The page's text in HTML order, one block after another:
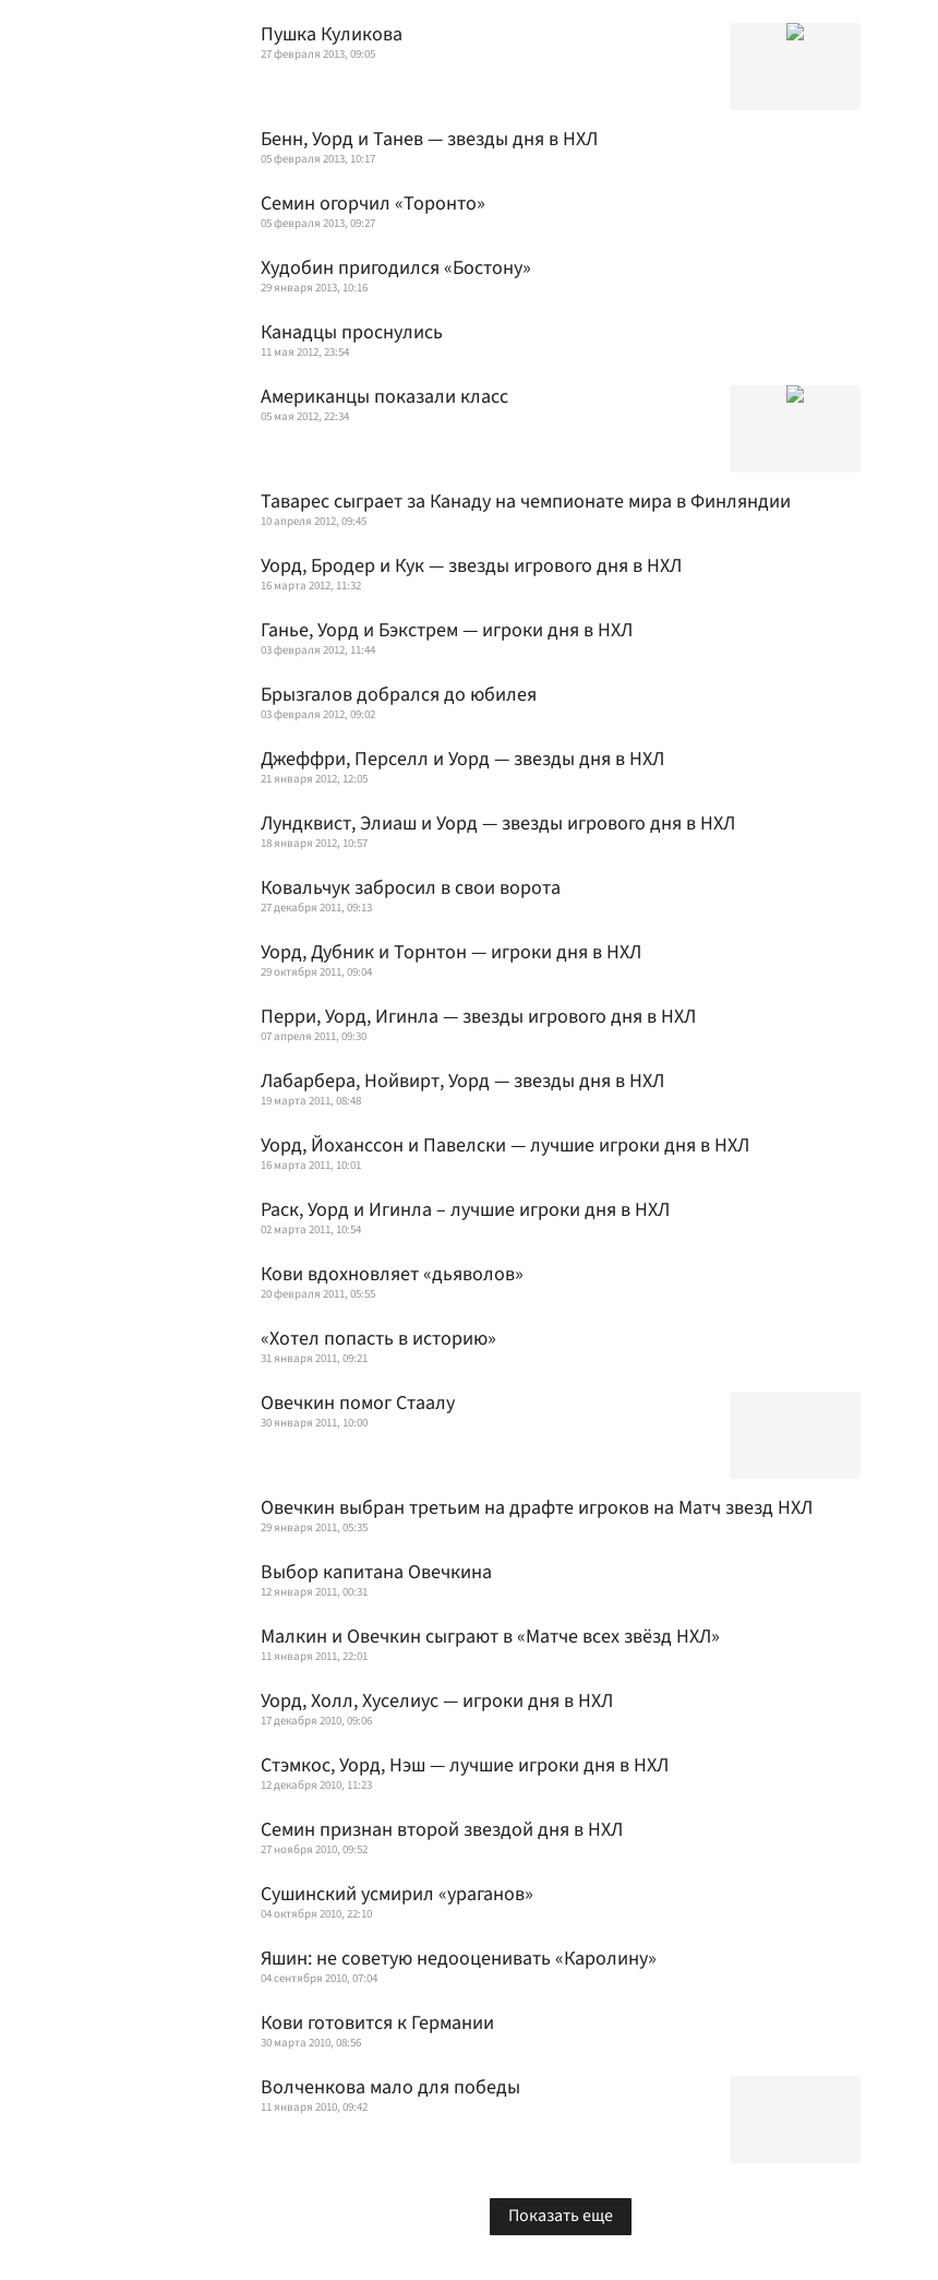
Пушка Куликова
27 февраля 2013, 09:05
Бенн, Уорд и Танев — звезды дня в НХЛ
05 февраля 2013, 10:17
Семин огорчил «Торонто»
05 февраля 2013, 09:27
Худобин пригодился «Бостону»
29 января 2013, 10:16
Канадцы проснулись
11 мая 2012, 23:54
Американцы показали класс
05 мая 2012, 22:34
Таварес сыграет за Канаду на чемпионате мира в Финляндии
10 апреля 2012, 09:45
Уорд, Бродер и Кук — звезды игрового дня в НХЛ
16 марта 2012, 11:32
Ганье, Уорд и Бэкстрем — игроки дня в НХЛ
03 февраля 2012, 11:44
Брызгалов добрался до юбилея
03 февраля 2012, 09:02
Джеффри, Перселл и Уорд — звезды дня в НХЛ
21 января 2012, 12:05
Лундквист, Элиаш и Уорд — звезды игрового дня в НХЛ
18 января 2012, 10:57
Ковальчук забросил в свои ворота
27 декабря 2011, 09:13
Уорд, Дубник и Торнтон — игроки дня в НХЛ
29 октября 2011, 09:04
Перри, Уорд, Игинла — звезды игрового дня в НХЛ
07 апреля 2011, 09:30
Лабарбера, Нойвирт, Уорд — звезды дня в НХЛ
19 марта 2011, 08:48
Уорд, Йоханссон и Павелски — лучшие игроки дня в НХЛ
16 марта 2011, 10:01
Раск, Уорд и Игинла – лучшие игроки дня в НХЛ
02 марта 2011, 10:54
Кови вдохновляет «дьяволов»
20 февраля 2011, 05:55
«Хотел попасть в историю»
31 января 2011, 09:21
Овечкин помог Стаалу
30 января 2011, 10:00
Овечкин выбран третьим на драфте игроков на Матч звезд НХЛ
29 января 2011, 05:35
Выбор капитана Овечкина
12 января 2011, 00:31
Малкин и Овечкин сыграют в «Матче всех звёзд НХЛ»
11 января 2011, 22:01
Уорд, Холл, Хуселиус — игроки дня в НХЛ
17 декабря 2010, 09:06
Стэмкос, Уорд, Нэш — лучшие игроки дня в НХЛ
12 декабря 2010, 11:23
Семин признан второй звездой дня в НХЛ
27 ноября 2010, 09:52
Сушинский усмирил «ураганов»
04 октября 2010, 22:10
Яшин: не советую недооценивать «Каролину»
04 сентября 2010, 07:04
Кови готовится к Германии
30 марта 2010, 08:56
Волченкова мало для победы
11 января 2010, 09:42
Показать еще